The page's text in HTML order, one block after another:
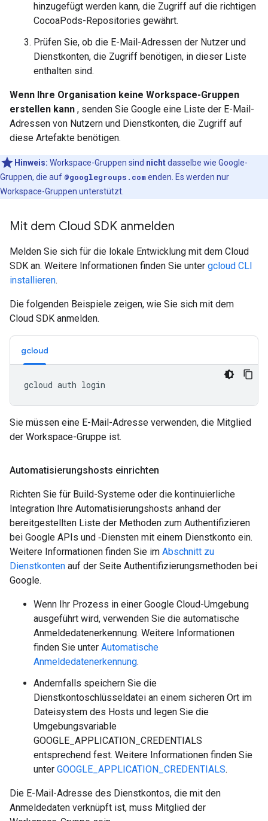
hinzugefügt werden kann, die Zugriff auf die richtigen
CocoaPods-Repositories gewährt.
Prüfen Sie, ob die E-Mail-Adressen der Nutzer und
Dienstkonten, die Zugriff benötigen, in dieser Liste
enthalten sind.
Wenn Ihre Organisation keine Workspace-Gruppen
erstellen kann , senden Sie Google eine Liste der E-Mail-
Adressen von Nutzern und Dienstkonten, die Zugriff auf
diese Artefakte benötigen.
Hinweis: Workspace-Gruppen sind nichtdasselbe wie Google-
Gruppen, die auf @googlegroups.comenden. Es werden nur
Workspace-Gruppen unterstützt.
Mit dem Cloud SDK anmelden
Melden Sie sich für die lokale Entwicklung mit dem Cloud
SDK an. Weitere Informationen finden Sie unter gcloud CLI
installieren.
Die folgenden Beispiele zeigen, wie Sie sich mit dem
Cloud SDK anmelden.
gcloud
Sie müssen eine E-Mail-Adresse verwenden, die Mitglied
der Workspace-Gruppe ist.
Automatisierungshosts einrichten
Richten Sie für Build-Systeme oder die kontinuierliche
Integration Ihre Automatisierungshosts anhand der
bereitgestellten Liste der Methoden zum Authentifizieren
bei Google APIs und ‑Diensten mit einem Dienstkonto ein.
Weitere Informationen finden Sie im Abschnitt zu
Dienstkonten auf der Seite Authentifizierungsmethoden bei
Google.
Wenn Ihr Prozess in einer Google Cloud-Umgebung
ausgeführt wird, verwenden Sie die automatische
Anmeldedatenerkennung. Weitere Informationen
finden Sie unter Automatische
Anmeldedatenerkennung.
Andernfalls speichern Sie die
Dienstkontoschlüsseldatei an einem sicheren Ort im
Dateisystem des Hosts und legen Sie die
Umgebungsvariable
GOOGLE_APPLICATION_CREDENTIALS
entsprechend fest. Weitere Informationen finden Sie
unter GOOGLE_APPLICATION_CREDENTIALS.
Die E-Mail-Adresse des Dienstkontos, die mit den
Anmeldedaten verknüpft ist, muss Mitglied der